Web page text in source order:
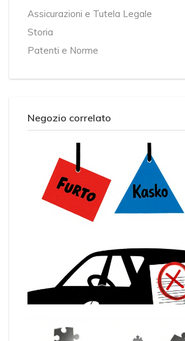
Assicurazioni e Tutela Legale
Storia
Patenti e Norme
Negozio correlato